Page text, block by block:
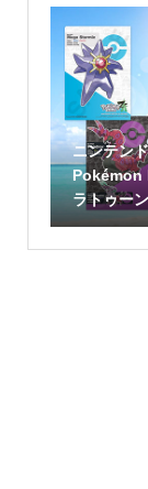
ニンテン
Pokémon
ラトゥー